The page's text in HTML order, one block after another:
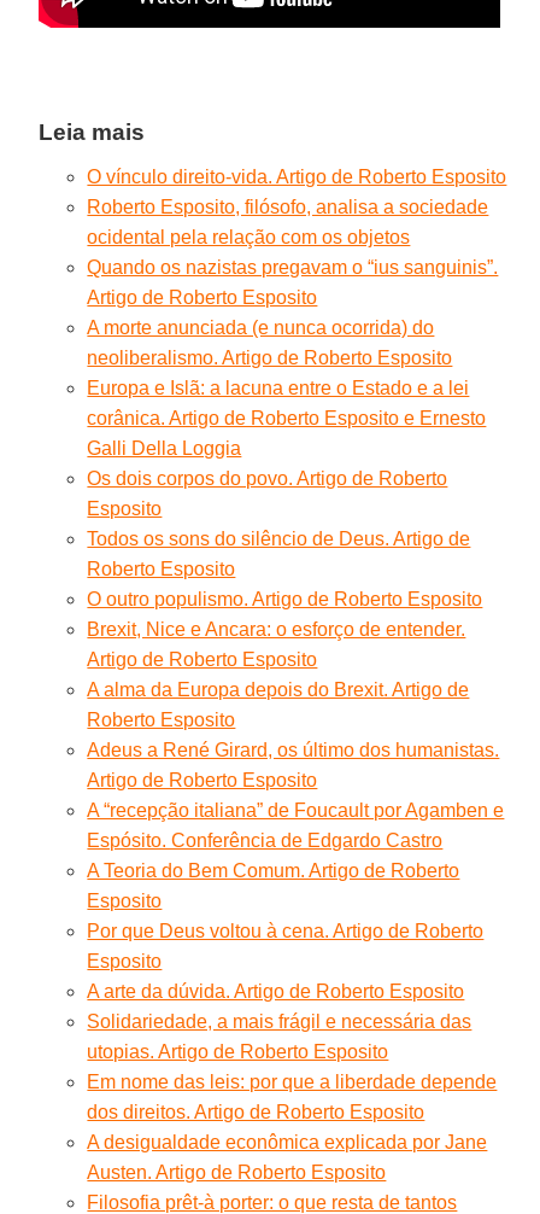
Leia mais
O vínculo direito-vida. Artigo de Roberto Esposito
Roberto Esposito, filósofo, analisa a sociedade
ocidental pela relação com os objetos
Quando os nazistas pregavam o “ius sanguinis”.
Artigo de Roberto Esposito
A morte anunciada (e nunca ocorrida) do
neoliberalismo. Artigo de Roberto Esposito
Europa e Islã: a lacuna entre o Estado e a lei
corânica. Artigo de Roberto Esposito e Ernesto
Galli Della Loggia
Os dois corpos do povo. Artigo de Roberto
Esposito
Todos os sons do silêncio de Deus. Artigo de
Roberto Esposito
O outro populismo. Artigo de Roberto Esposito
Brexit, Nice e Ancara: o esforço de entender.
Artigo de Roberto Esposito
A alma da Europa depois do Brexit. Artigo de
Roberto Esposito
Adeus a René Girard, os último dos humanistas.
Artigo de Roberto Esposito
A “recepção italiana” de Foucault por Agamben e
Espósito. Conferência de Edgardo Castro
A Teoria do Bem Comum. Artigo de Roberto
Esposito
Por que Deus voltou à cena. Artigo de Roberto
Esposito
A arte da dúvida. Artigo de Roberto Esposito
Solidariedade, a mais frágil e necessária das
utopias. Artigo de Roberto Esposito
Em nome das leis: por que a liberdade depende
dos direitos. Artigo de Roberto Esposito
A desigualdade econômica explicada por Jane
Austen. Artigo de Roberto Esposito
Filosofia prêt-à porter: o que resta de tantos